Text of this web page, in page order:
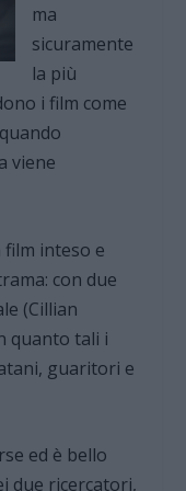
ma
sicuramente
la più
i film come
viene
film inteso e
con due
(Cillian
quanto tali i
guaritori e
ed è bello
due ricercatori,